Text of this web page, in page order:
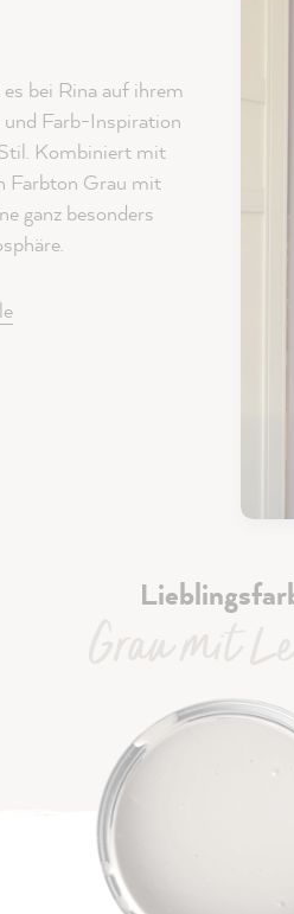
bei Rina auf ihrem
Farb-Inspiration
Kombiniert mit
Farbton Grau mit
ganz besonders